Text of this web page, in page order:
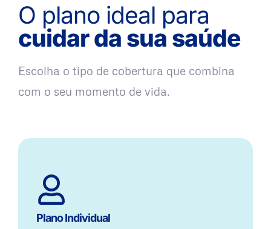
O plano ideal para
cuidar da sua saúde
Escolha o tipo de cobertura que combina
com o seu momento de vida.
Plano Individual